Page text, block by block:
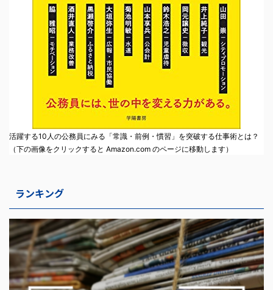
活躍する10人の公務員にみる「常識・前例・慣習」を突破する仕事術とは？
（下の画像をクリックすると Amazon.com のページに移動します）
ランキング